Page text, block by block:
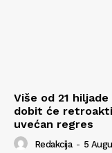
Više od 21
dobit će
uvećan regres
Redakcija - 5